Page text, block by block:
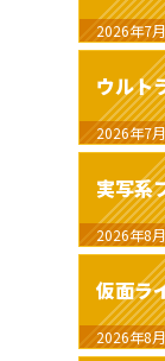
2026年7
ウルト
2026年7
実写系
2026年8
仮面ラ
2026年8